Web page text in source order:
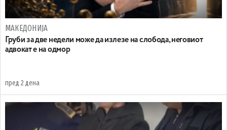
МАКЕДОНИЈА
Груби за две недели може да излезе на слобода, неговиот
адвокат е на одмор
пред 2 дена